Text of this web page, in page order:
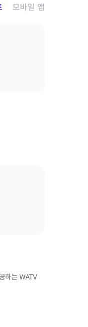
모바일 앱
하는 WATV